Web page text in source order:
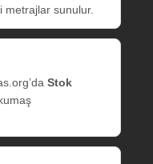
sunulur.
Stok